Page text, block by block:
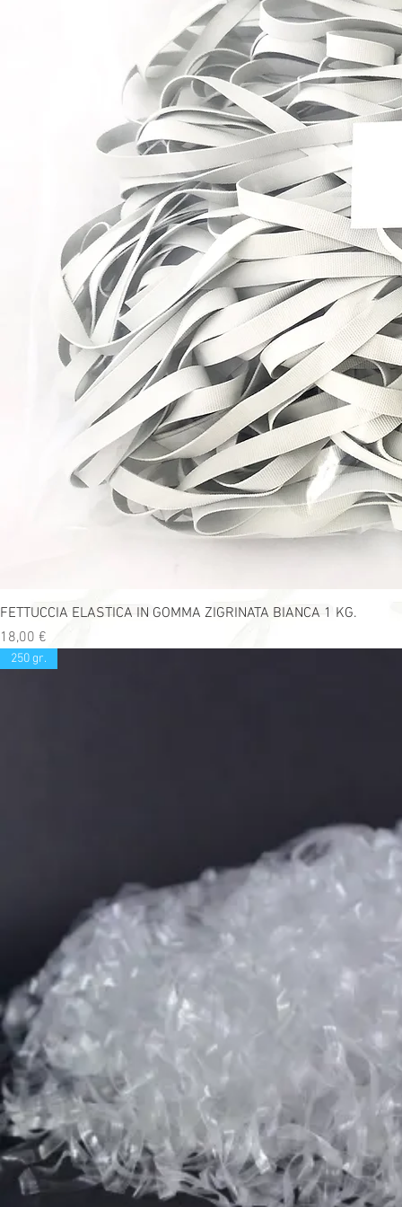
FETTUCCIA ELASTICA IN GOMMA ZIGRINATA BIANCA 1 KG.
Precio
18,00 €
250 gr.